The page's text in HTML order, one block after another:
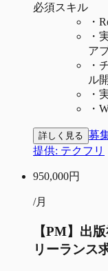
必須スキル
・
・
ア
・
ル
・
・
詳しく見る 募
提供: テクフリ
950,000円
/月
【PM】出
リーランス